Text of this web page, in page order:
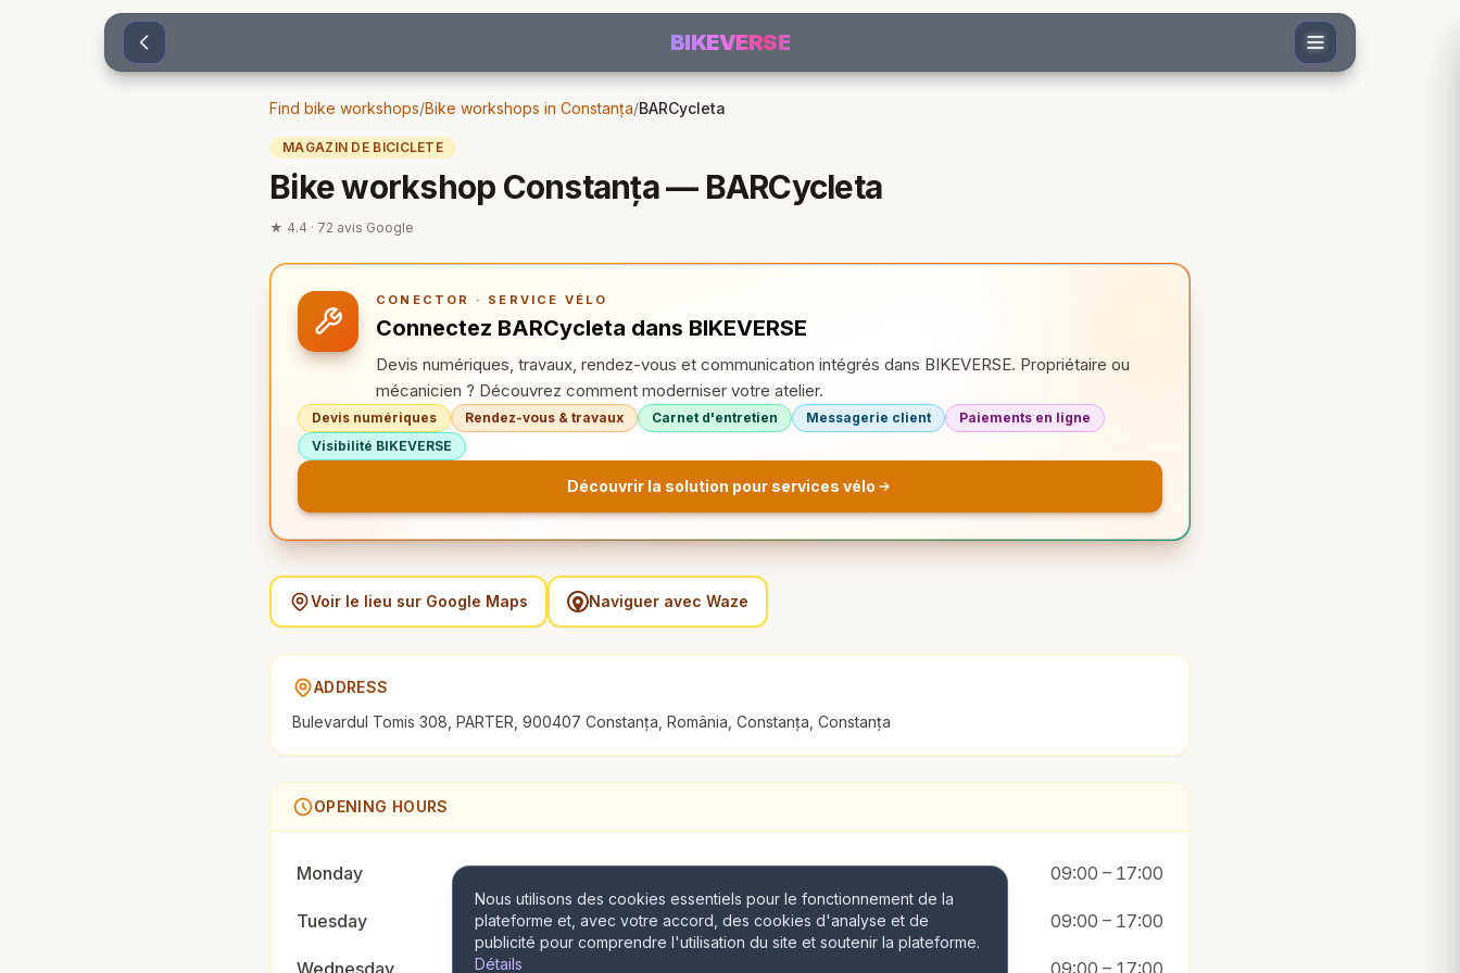
Sari la conținut
Nous utilisons des cookies essentiels pour le fonctionnement de la
plateforme et, avec votre accord, des cookies d'analyse et de
publicité pour comprendre l'utilisation du site et soutenir la plateforme.
Détails
BIKEVERSE
Find bike workshops/Bike workshops in Constanța/BARCycleta
MAGAZIN DE BICICLETE
Bike workshop Constanța — BARCycleta
★ 4.4 · 72 avis Google
CONECTOR · SERVICE VÉLO
Connectez BARCycleta dans BIKEVERSE
Devis numériques, travaux, rendez-vous et communication intégrés dans BIKEVERSE. Propriétaire ou
mécanicien ? Découvrez comment moderniser votre atelier.
Devis numériques Rendez-vous & travaux Carnet d'entretien Messagerie client
Paiements en ligne
Visibilité BIKEVERSE
Découvrir la solution pour services vélo
Voir le lieu sur Google Maps Naviguer avec Waze
ADDRESS
Bulevardul Tomis 308, PARTER, 900407 Constanța, România, Constanța, Constanța
OPENING HOURS
Monday 09:00 – 17:00
Tuesday 09:00 – 17:00
Wednesday 09:00 – 17:00